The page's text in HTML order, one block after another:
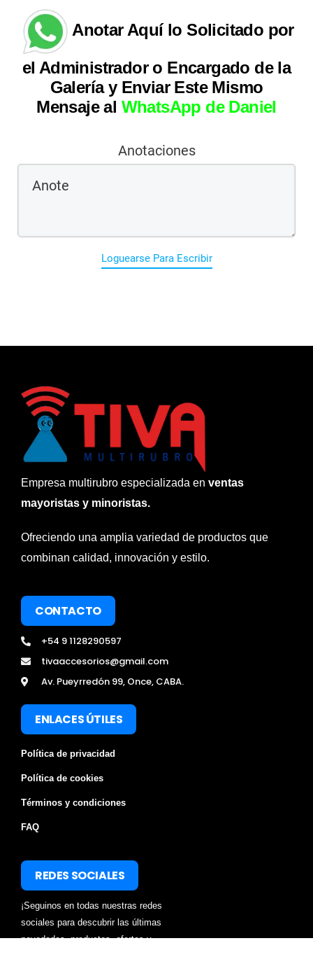
Anotar Aquí lo Solicitado por
el Administrador o Encargado de la
Galería y Enviar Este Mismo
Mensaje al WhatsApp de Daniel
Anotaciones
Loguearse Para Escribir
Empresa multirubro especializada en ventas
mayoristas y minoristas.
Ofreciendo una amplia variedad de productos que
combinan calidad, innovación y estilo.
CONTACTO
+54 9 1128290597
tivaaccesorios@gmail.com
Av. Pueyrredón 99, Once, CABA.
ENLACES ÚTILES
Política de privacidad
Política de cookies
Términos y condiciones
FAQ
REDES SOCIALES
¡Seguinos en todas nuestras redes
sociales para descubrir las últimas
novedades, productos, ofertas y